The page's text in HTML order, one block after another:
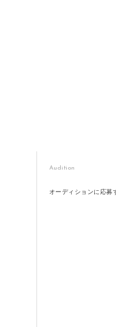
Audition
オーディションに応募